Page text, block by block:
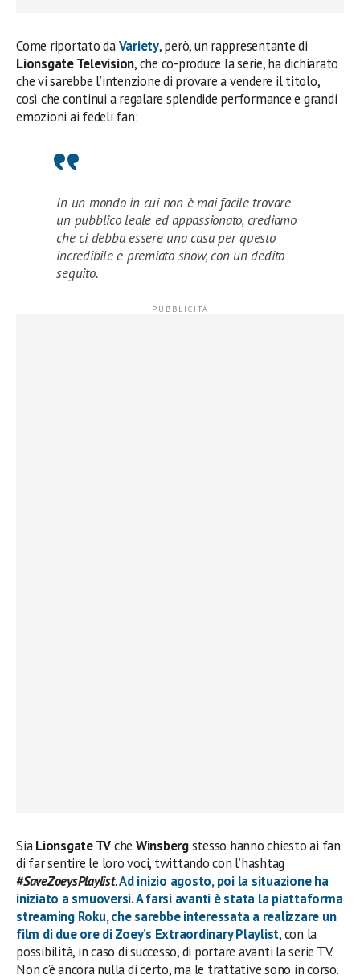
Come riportato daVariety, però, un rappresentante di
Lionsgate Television, che co-produce la serie, ha dichiarato
che vi sarebbe l’intenzione di provare a vendere il titolo,
così che continui a regalare splendide performance e grandi
emozioni ai fedeli fan:
In un mondo in cui non è mai facile trovare
un pubblico leale ed appassionato, crediamo
che ci debba essere una casa per questo
incredibile e premiato show, con un dedito
seguito.
SiaLionsgate TVche Winsbergstesso hanno chiesto ai fan
di far sentire le loro voci, twittando con l’hashtag
#SaveZoeysPlaylist.Ad inizio agosto, poi la situazione ha
iniziato a smuoversi. A farsi avanti è stata la piattaforma
streaming Roku, che sarebbe interessata a realizzare un
film di due ore diZoey’s Extraordinary Playlist, con la
possibilità, in caso di successo, di portare avanti la serie TV.
Non c’è ancora nulla di certo, ma le trattative sono in corso.